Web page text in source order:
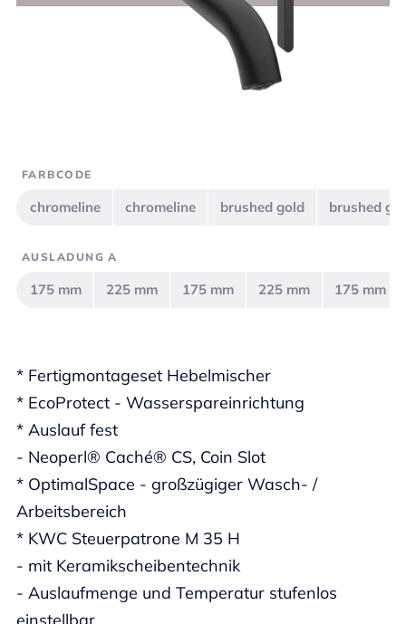
* Fertigmontageset Hebelmischer
* EcoProtect - Wasserspareinrichtung
* Auslauf fest
- Neoperl® Caché® CS, Coin Slot
* OptimalSpace - großzügiger Wasch- /
Arbeitsbereich
* KWC Steuerpatrone M 35 H
- mit Keramikscheibentechnik
- Auslaufmenge und Temperatur stufenlos
FARBCODE
chromeline chromeline brushed gold brushed
AUSLADUNG A
175 mm 225 mm 175 mm 225 mm 175 mm